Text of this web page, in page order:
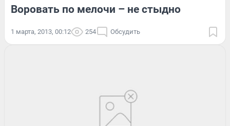
Воровать по мелочи – не стыдно
1 марта, 2013, 00:12 254 Обсудить